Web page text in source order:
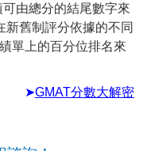
由總分的結尾數字來
新舊制評分依據的不同
單上的百分位排名來
➤GMAT分數大解密